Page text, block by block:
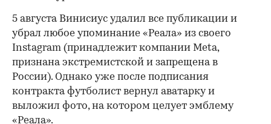
5 августа Винисиус удалил все публикации и
убрал любое упоминание «Реала» из своего
Instagram (принадлежит компании Meta,
признана экстремистской и запрещена в
России). Однако уже после подписания
контракта футболист вернул аватарку и
выложил фото, на котором целует эмблему
«Реала».